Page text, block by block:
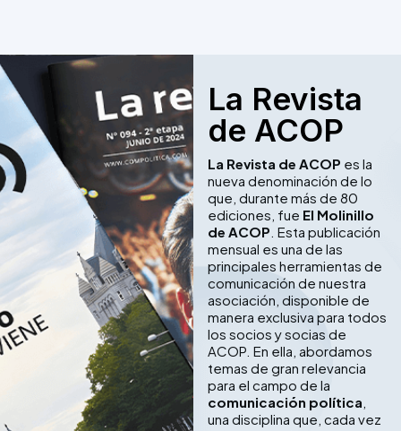
La Revista
de ACOP
La Revista de ACOP es la
nueva denominación de lo
que, durante más de 80
ediciones, fue El Molinillo
de ACOP . Esta publicación
mensual es una de las
principales herramientas de
comunicación de nuestra
asociación, disponible de
manera exclusiva para todos
los socios y socias de
ACOP. En ella, abordamos
temas de gran relevancia
para el campo de la
comunicación política
una disciplina que, cada vez